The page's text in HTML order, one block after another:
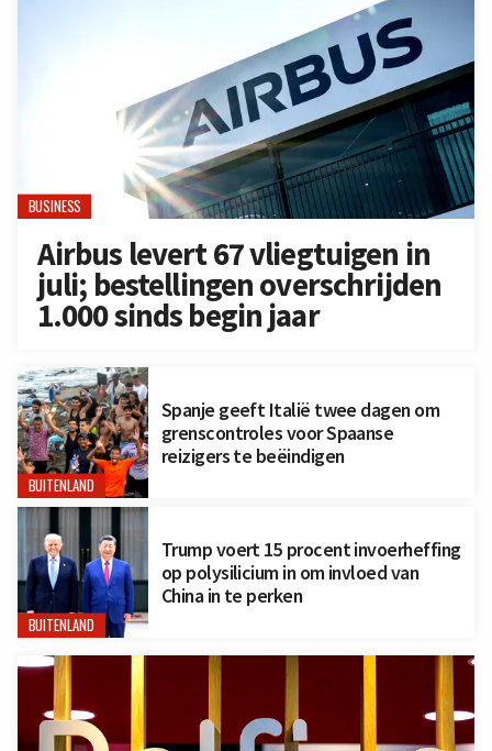
BUSINESS
Airbus levert 67 vliegtuigen in
juli; bestellingen overschrijden
1.000 sinds begin jaar
BUITENLAND
Spanje geeft Italië twee dagen om
grenscontroles voor Spaanse
reizigers te beëindigen
BUITENLAND
Trump voert 15 procent invoerheffing
op polysilicium in om invloed van
China in te perken